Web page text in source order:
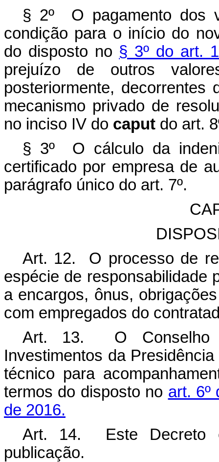
§ 2º O pagamento dos
condição para o início do
do disposto no § 3º do art.
prejuízo de outros
posteriormente,
mecanismo privado de
no inciso IV do caput do art.
§ 3º O cálculo da
certificado por empresa de
parágrafo único do art. 7º.
Art. 12. O processo de
espécie de responsabilidade
a encargos, ônus,
com empregados do
Art. 13. O Conselho
Investimentos da
técnico para
termos do disposto no art. 6º
de 2016.
Art. 14. Este Decreto
publicação.